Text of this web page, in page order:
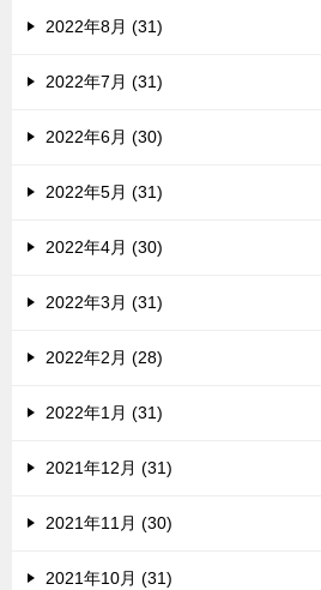
2022年8月 (31)
2022年7月 (31)
2022年6月 (30)
2022年5月 (31)
2022年4月 (30)
2022年3月 (31)
2022年2月 (28)
2022年1月 (31)
2021年12月 (31)
2021年11月 (30)
2021年10月 (31)